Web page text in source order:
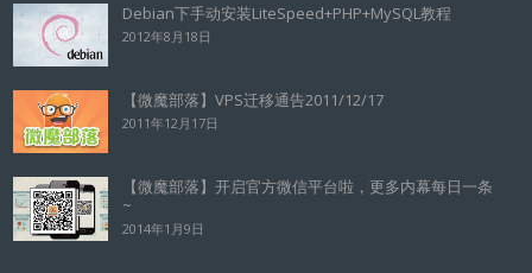
Debian下手动安装LiteSpeed+PHP+MySQL教程
2012年8月18日
【微魔部落】VPS迁移通告2011/12/17
2011年12月17日
【微魔部落】开启官方微信平台啦，更多内幕每日一条
~
2014年1月9日